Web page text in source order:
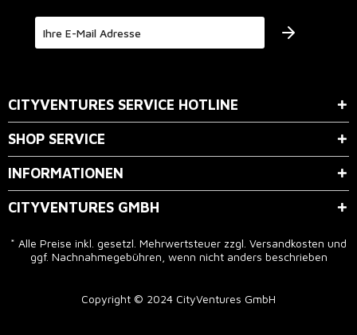
CITYVENTURES SERVICE HOTLINE
SHOP SERVICE
INFORMATIONEN
CITYVENTURES GMBH
* Alle Preise inkl. gesetzl. Mehrwertsteuer zzgl. Versandkosten und
ggf. Nachnahmegebühren, wenn nicht anders beschrieben
Copyright © 2024 CityVentures GmbH